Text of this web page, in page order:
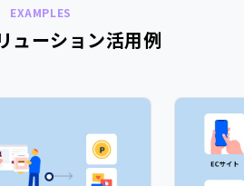
EXAMPLES
ューション活用例